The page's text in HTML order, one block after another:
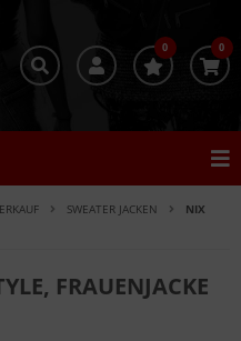
0 0
SWEATER JACKEN
NIX
FRAUENJACKE